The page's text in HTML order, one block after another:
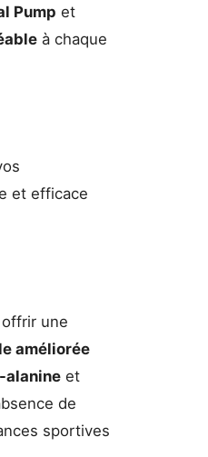
Pump et
à chaque
et efficace
une
améliorée
alanine et
de
sportives